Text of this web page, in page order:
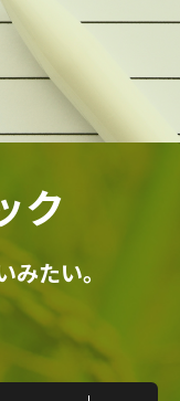
ク
たい。